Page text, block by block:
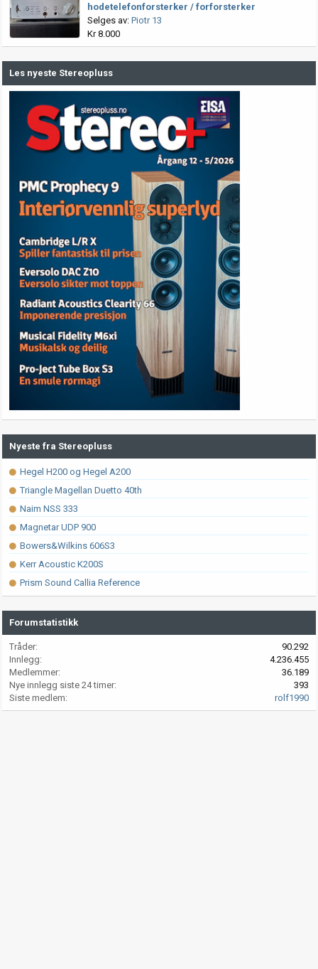
hodetelefonforsterker / forforsterker
Selges av: Piotr 13
Kr 8.000
Les nyeste Stereopluss
Nyeste fra Stereopluss
Hegel H200 og Hegel A200
Triangle Magellan Duetto 40th
Naim NSS 333
Magnetar UDP 900
Bowers&Wilkins 606S3
Kerr Acoustic K200S
Prism Sound Callia Reference
Forumstatistikk
Tråder
90.292
Innlegg
4.236.455
Medlemmer
36.189
Nye innlegg siste 24 timer
393
Siste medlem
rolf1990